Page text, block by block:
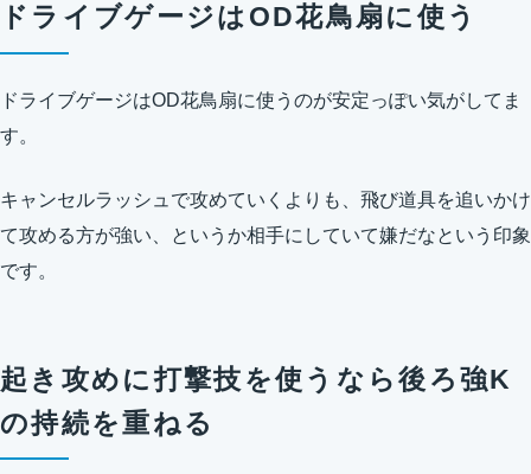
ドライブゲージはOD花鳥扇に使う
ドライブゲージはOD花鳥扇に使うのが安定っぽい気がしてま
す。
キャンセルラッシュで攻めていくよりも、飛び道具を追いかけ
て攻める方が強い、というか相手にしていて嫌だなという印象
です。
起き攻めに打撃技を使うなら後ろ強K
の持続を重ねる